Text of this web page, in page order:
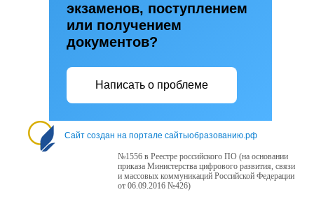
экзаменов, поступлением
или получением
документов?
Написать о проблеме
Сайт создан на портале сайтыобразованию.рф
№1556 в Реестре российского ПО (на основании
приказа Министерства цифрового развития, связи
и массовых коммуникаций Российской Федерации
от 06.09.2016 №426)